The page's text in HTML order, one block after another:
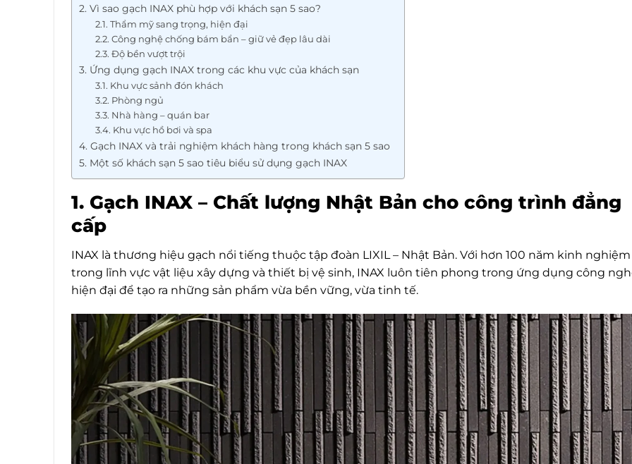
2. Vì sao gạch INAX phù hợp với khách sạn 5 sao?
2.1. Thẩm mỹ sang trọng, hiện đại
2.2. Công nghệ chống bám bẩn – giữ vẻ đẹp lâu dài
2.3. Độ bền vượt trội
3. Ứng dụng gạch INAX trong các khu vực của khách sạn
3.1. Khu vực sảnh đón khách
3.2. Phòng ngủ
3.3. Nhà hàng – quán bar
3.4. Khu vực hồ bơi và spa
4. Gạch INAX và trải nghiệm khách hàng trong khách sạn 5 sao
5. Một số khách sạn 5 sao tiêu biểu sử dụng gạch INAX
1. Gạch INAX – Chất lượng Nhật Bản cho công trình đẳng
cấp
INAX là thương hiệu gạch nổi tiếng thuộc tập đoàn LIXIL – Nhật Bản. Với hơn 100 năm kinh nghiệm
trong lĩnh vực vật liệu xây dựng và thiết bị vệ sinh, INAX luôn tiên phong trong ứng dụng công
hiện đại để tạo ra những sản phẩm vừa bền vững, vừa tinh tế.